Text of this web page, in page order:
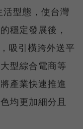
型態，使台灣
穩定發展後，
吸引橫跨外送平
型綜合電商等
產業快速推進
均更加細分且